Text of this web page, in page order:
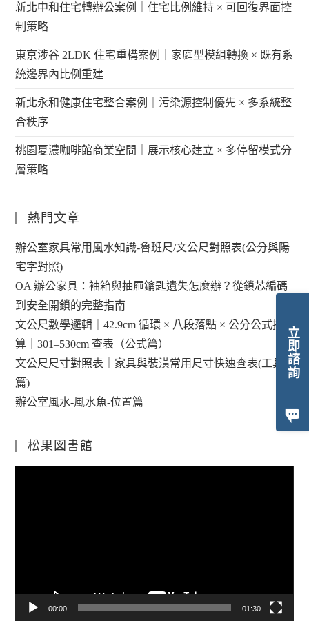
立即諮詢
新北中和住宅轉辦公案例｜住宅比例維持 × 可回復界面控
制策略
東京涉谷 2LDK 住宅重構案例｜家庭型模組轉換 × 既有系
統邊界內比例重建
新北永和健康住宅整合案例｜污染源控制優先 × 多系統整
合秩序
桃園夏濃咖啡館商業空間｜展示核心建立 × 多停留模式分
層策略
熱門文章
辦公室家具常用風水知識-魯班尺/文公尺對照表(公分與陽
宅字對照)
OA 辦公家具：袖箱與抽屜鑰匙遺失怎麼辦？從鎖芯編碼
到安全開鎖的完整指南
文公尺數學邏輯｜42.9cm 循環 × 八段落點 × 公分公式換
算｜301–530cm 查表（公式篇）
文公尺尺寸對照表｜家具與裝潢常用尺寸快速查表(工具
篇)
辦公室風水-風水魚-位置篇
松果図書館
00:00 01:30